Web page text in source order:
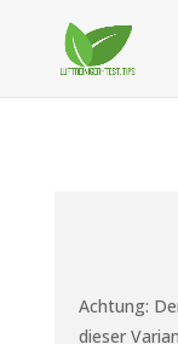
Achtung:
dieser